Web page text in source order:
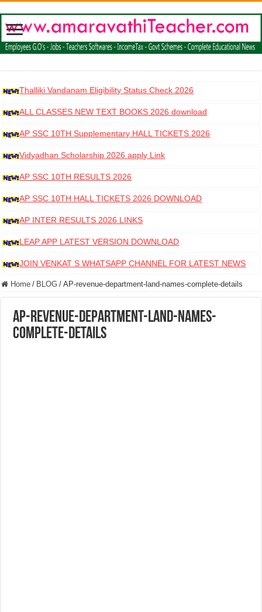
Thalliki Vandanam Eligibility Status Check 2026
ALL CLASSES NEW TEXT BOOKS 2026 download
AP SSC 10TH Supplementary HALL TICKETS 2026
DOWNLOAD
Vidyadhan Scholarship 2026 apply Link
AP SSC 10TH RESULTS 2026
AP SSC 10TH HALL TICKETS 2026 DOWNLOAD
AP INTER RESULTS 2026 LINKS
LEAP APP LATEST VERSION DOWNLOAD
JOIN VENKAT S WHATSAPP CHANNEL FOR LATEST NEWS
Home / BLOG / AP-revenue-department-land-names-complete-details
AP-revenue-department-land-names-
complete-details